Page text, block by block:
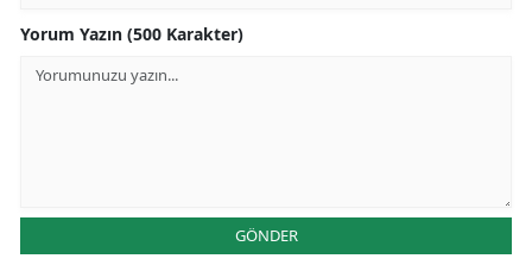
Yorum Yazın (500 Karakter)
GÖNDER